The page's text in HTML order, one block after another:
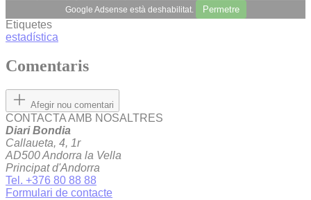
Google Adsense està deshabilitat. Permetre
Etiquetes
estadística
Comentaris
Afegir nou comentari
CONTACTA AMB NOSALTRES
Diari Bondia
Callaueta, 4, 1r
AD500 Andorra la Vella
Principat d'Andorra
Tel. +376 80 88 88
Formulari de contacte